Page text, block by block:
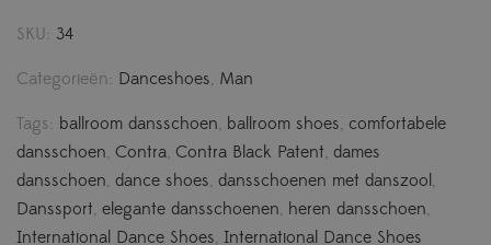
SKU: 34
Categorieën: Danceshoes, Man
Tags: ballroom dansschoen, ballroom shoes, comfortabele
dansschoen, Contra, Contra Black Patent, dames
dansschoen, dance shoes, dansschoenen met danszool,
Danssport, elegante dansschoenen, heren dansschoen,
International Dance Shoes, International Dance Shoes